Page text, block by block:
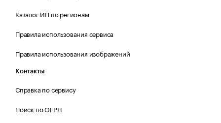
Каталог ИП по регионам
Правила использования сервиса
Правила использования изображений
Контакты
Справка по сервису
Поиск по ОГРН